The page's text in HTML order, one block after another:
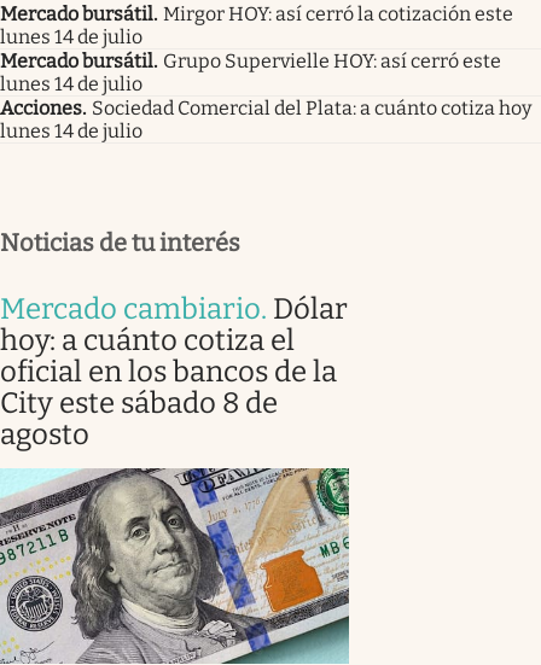
Mercado bursátil. Mirgor HOY: así cerró la cotización este
lunes 14 de julio
Mercado bursátil. Grupo Supervielle HOY: así cerró este
lunes 14 de julio
Acciones. Sociedad Comercial del Plata: a cuánto cotiza hoy
lunes 14 de julio
Noticias de tu interés
Mercado cambiario. Dólar
hoy: a cuánto cotiza el
oficial en los bancos de la
City este sábado 8 de
agosto